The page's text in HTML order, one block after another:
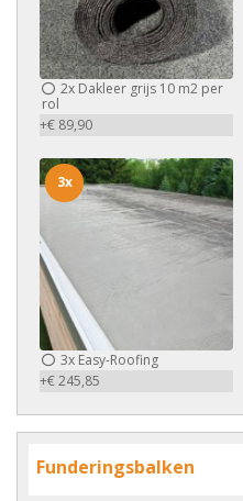
2x Dakleer grijs 10 m2 per
rol
+€ 89,90
3x Easy-Roofing
+€ 245,85
3x
Funderingsbalken